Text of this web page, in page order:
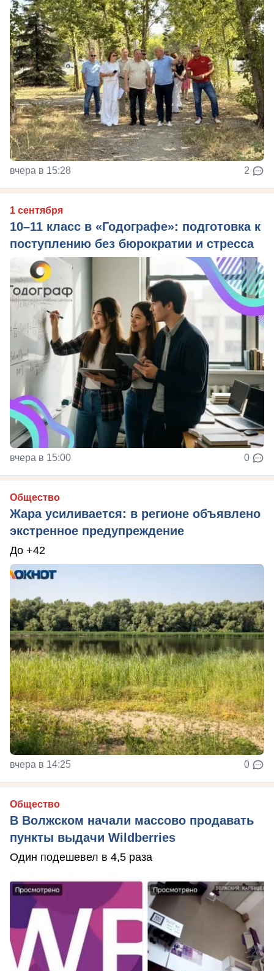
вчера в 15:28 2
1 сентября
10–11 класс в «Годографе»: подготовка к
поступлению без бюрократии и стресса
вчера в 15:00 0
Общество
Жара усиливается: в регионе объявлено
экстренное предупреждение
До +42
вчера в 14:25 0
Общество
В Волжском начали массово продавать
пункты выдачи Wildberries
Один подешевел в 4,5 раза